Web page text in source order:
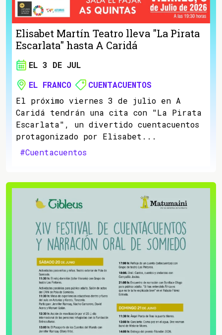
Elisabet Martín Teatro lleva "La Pirata
Escarlata" hasta A Caridá
EL 3 DE JUL
EL FRANCO
CUENTACUENTOS
El próximo viernes 3 de julio en A
Caridá tendrán una cita con "La Pirata
Escarlata", un divertido cuentacuentos
protagonizado por Elisabet...
#Cuentacuentos